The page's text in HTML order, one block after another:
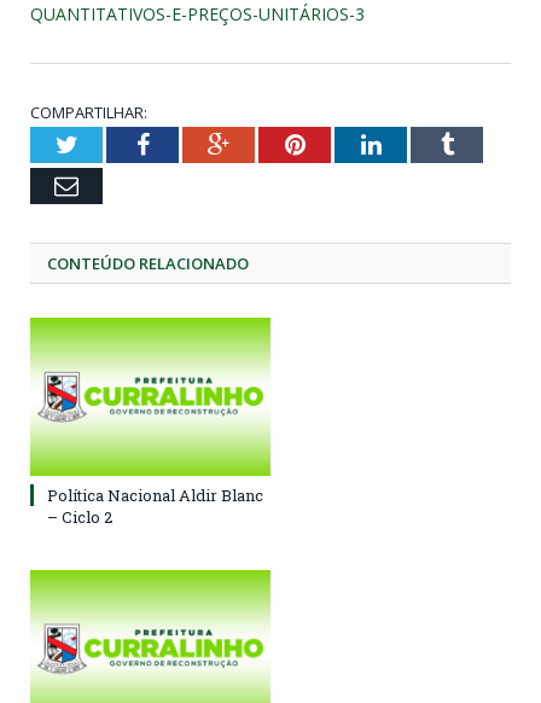
QUANTITATIVOS-E-PREÇOS-UNITÁRIOS-3
COMPARTILHAR:
TwitterFacebookGoogle+PinterestLinkedInTumblr
Email
CONTEÚDO RELACIONADO
Política Nacional Aldir Blanc
– Ciclo 2